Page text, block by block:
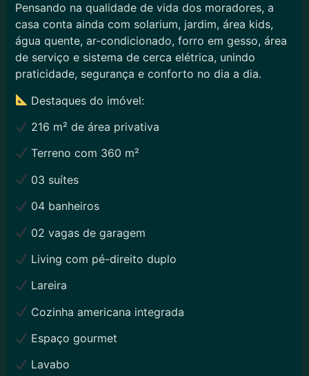
Pensando na qualidade de vida dos moradores, a
casa conta ainda com solarium, jardim, área kids,
água quente, ar-condicionado, forro em gesso, área
de serviço e sistema de cerca elétrica, unindo
praticidade, segurança e conforto no dia a dia.
Destaques do imóvel:
216 m² de área privativa
Terreno com 360 m²
03 suítes
04 banheiros
02 vagas de garagem
Living com pé-direito duplo
Lareira
Cozinha americana integrada
Espaço gourmet
Lavabo